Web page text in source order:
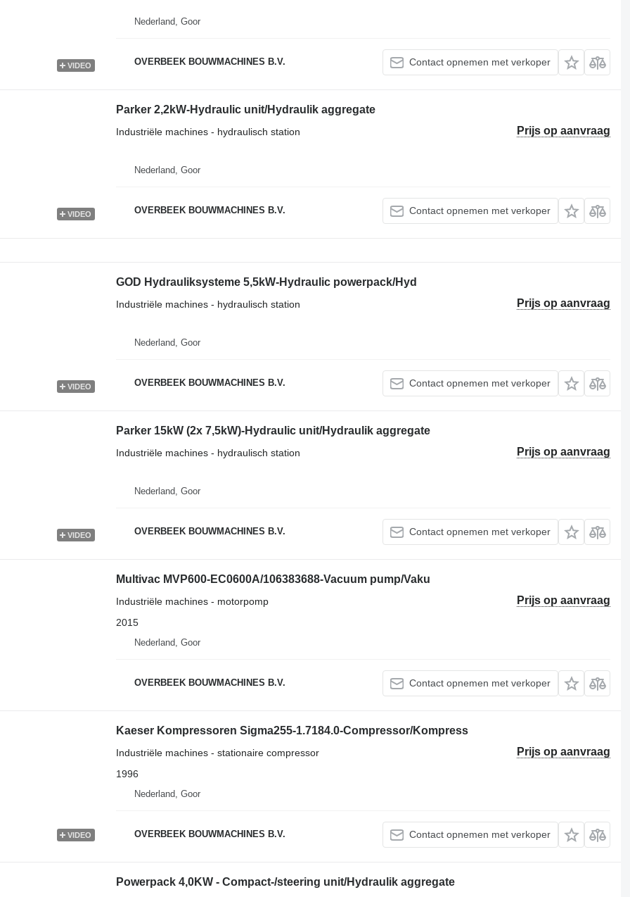
VIDEO
Nederland, Goor
OVERBEEK BOUWMACHINES B.V. Contact opnemen met verkoper
VIDEO
Parker 2,2kW-Hydraulic unit/Hydraulik aggregate
Prijs op aanvraag
Industriële machines - hydraulisch station
Nederland, Goor
OVERBEEK BOUWMACHINES B.V. Contact opnemen met verkoper
VIDEO
GOD Hydrauliksysteme 5,5kW-Hydraulic powerpack/Hyd
Prijs op aanvraag
Industriële machines - hydraulisch station
Nederland, Goor
OVERBEEK BOUWMACHINES B.V. Contact opnemen met verkoper
VIDEO
Parker 15kW (2x 7,5kW)-Hydraulic unit/Hydraulik aggregate
Prijs op aanvraag
Industriële machines - hydraulisch station
Nederland, Goor
OVERBEEK BOUWMACHINES B.V. Contact opnemen met verkoper
Multivac MVP600-EC0600A/106383688-Vacuum pump/Vaku
Prijs op aanvraag
Industriële machines - motorpomp
2015
Nederland, Goor
OVERBEEK BOUWMACHINES B.V. Contact opnemen met verkoper
VIDEO
Kaeser Kompressoren Sigma255-1.7184.0-Compressor/Kompress
Prijs op aanvraag
Industriële machines - stationaire compressor
1996
Nederland, Goor
OVERBEEK BOUWMACHINES B.V. Contact opnemen met verkoper
Powerpack 4,0KW - Compact-/steering unit/Hydraulik aggregate